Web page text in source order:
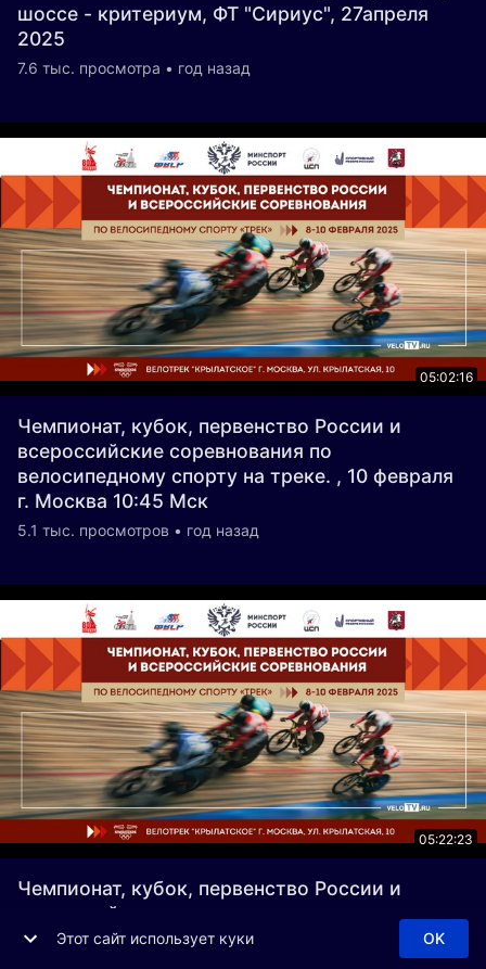
шоссе - критериум, ФТ "Сириус", 27апреля
2025
7.6 тыс. просмотра • год назад
05:02:16
Чемпионат, кубок, первенство России и
всероссийские соревнования по
велосипедному спорту на треке. , 10 февраля
г. Москва 10:45 Мск
5.1 тыс. просмотров • год назад
05:22:23
Чемпионат, кубок, первенство России и
всероссийские соревнования по
велосипедному спорту на треке. , 09 февраля
Этот сайт использует куки OK